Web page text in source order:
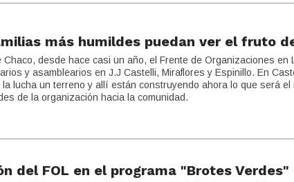
más humildes puedan ver el fruto
Chaco, desde hace casi un año, el Frente de Organizaciones en
y asamblearios en J.J Castelli, Miraflores y Espinillo. En
la lucha un terreno y allí están construyendo ahora lo que será
de la organización hacia la comunidad.
del FOL en el programa "Brotes Verdes"